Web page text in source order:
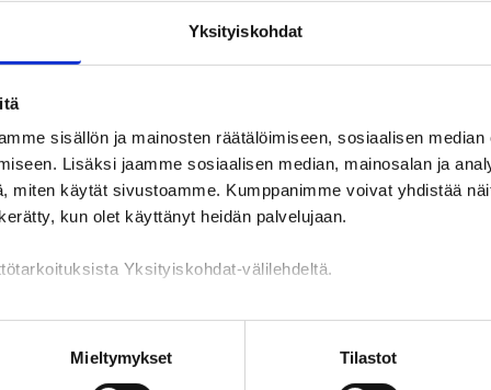
Yksityiskohdat
sisällön ja mainosten räätälöimiseen, sosiaalisen
Lisäksi jaamme sosiaalisen median, mainosalan ja
miten käytät sivustoamme. Kumppanimme voivat yhdistää
kun olet käyttänyt heidän palvelujaan.
Yksityiskohdat-välilehdeltä.
käsittely
Mieltymykset Tilastot